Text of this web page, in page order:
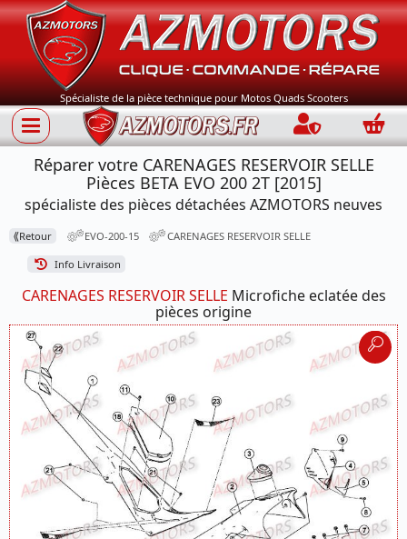
Spécialiste de la pièce technique pour Motos Quads Scooters
Connection
Réparer votre CARENAGES RESERVOIR SELLE
Pièces BETA EVO 200 2T [2015]
spécialiste des pièces détachées AZMOTORS neuves
⟪Retour EVO-200-15 CARENAGES RESERVOIR SELLE
Info Livraison
CARENAGES RESERVOIR SELLE Microfiche eclatée des
pièces origine